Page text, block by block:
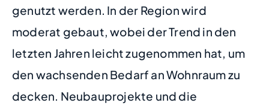
genutzt werden. In der Region wird
moderat gebaut, wobei der Trend in den
letzten Jahren leicht zugenommen hat, um
den wachsenden Bedarf an Wohnraum zu
decken. Neubauprojekte und die